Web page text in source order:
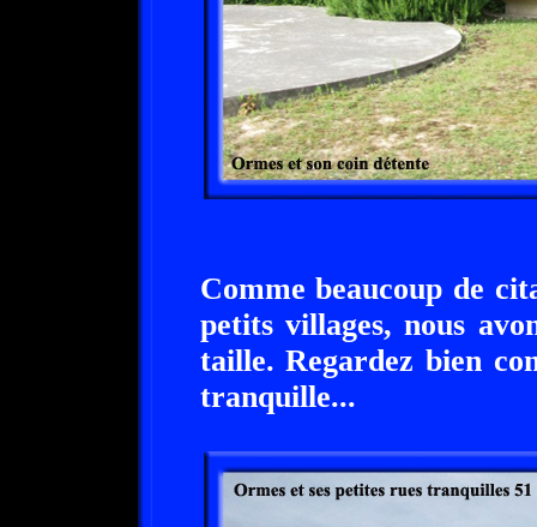
Comme beaucoup de
petits villages, nous
taille. Regardez bien
tranquille...